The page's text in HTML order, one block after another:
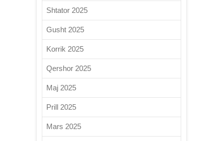
Shtator 2025
Gusht 2025
Korrik 2025
Qershor 2025
Maj 2025
Prill 2025
Mars 2025